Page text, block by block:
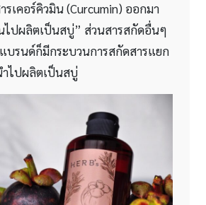
เคอร์คิวมิน (Curcumin) ออกมา
ไปผลิตเป็นสบู่” ส่วนสารสกัดอื่นๆ
แบรนด์ก็มีกระบวนการสกัดสารแยก
ำไปผลิตเป็นสบู่